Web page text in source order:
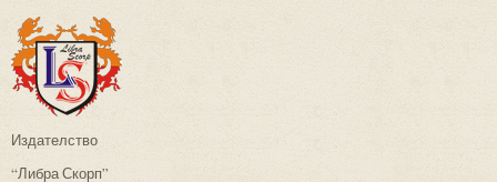
Издателство
“Либра Скорп”